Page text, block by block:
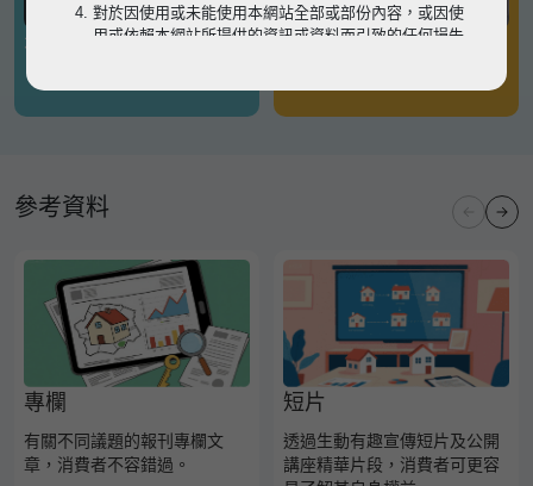
有關凶宅
參考資料
專欄
有關不同議題的報刊專欄文
章，消費者不容錯過。
短片
透過生動有趣宣傳短片及公開
講座精華片段，消費者可更容
對於因使用或未能使用本網站全部或部份內容，或因使
用或依賴本網站所提供的資訊或資料而引致的任何損失
瀏覽以細閱本網站使用條款的完整版本。如有任